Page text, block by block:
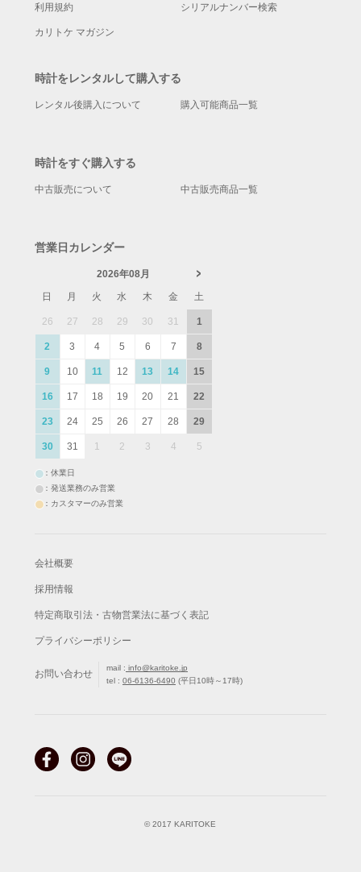
利用規約 シリアルナンバー検索
カリトケ マガジン
時計をレンタルして購入する
レンタル後購入について 購入可能商品一覧
時計をすぐ購入する
中古販売について 中古販売商品一覧
営業日カレンダー
2026年08月
日
月 火 水 木 金 土
26 27 28 29 30 31 1
2 3 4 5 6 7 8
9 10 11 12 13 14 15
16 17 18 19 20 21 22
23 24 25 26 27 28 29
30 31 1 2 3 4 5
：休業日
：発送業務のみ営業
：カスタマーのみ営業
会社概要
採用情報
特定商取引法・古物営業法に基づく表記
プライバシーポリシー
お問い合わせ
mail : info@karitoke.jp
tel : 06-6136-6490 (平日10時～17時)
© 2017 KARITOKE